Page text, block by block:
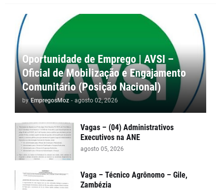
Oportunidade de Emprego | AVSI –
Oficial de Mobilização e Engajamento
Comunitário (Posição Nacional)
by EmpregosMoz - agosto 02, 2026
Vagas – (04) Administrativos
Executivos na ANE
agosto 05, 2026
Vaga – Técnico Agrônomo – Gile,
Zambézia